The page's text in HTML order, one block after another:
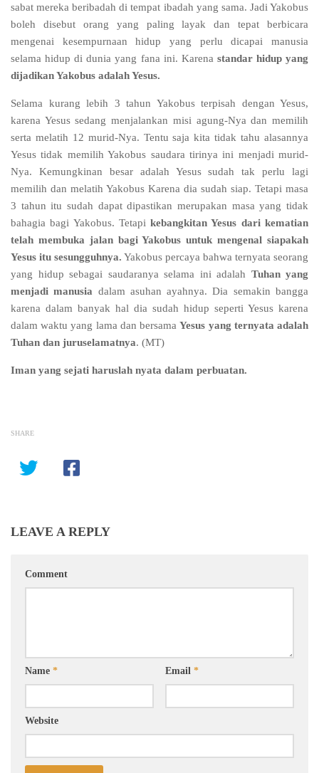
sabat mereka beribadah di tempat ibadah yang sama. Jadi Yakobus
boleh disebut orang yang paling layak dan tepat berbicara
mengenai kesempurnaan hidup yang perlu dicapai manusia
selama hidup di dunia yang fana ini. Karena standar hidup yang
dijadikan Yakobus adalah Yesus.
Selama kurang lebih 3 tahun Yakobus terpisah dengan Yesus,
karena Yesus sedang menjalankan misi agung-Nya dan memilih
serta melatih 12 murid-Nya. Tentu saja kita tidak tahu alasannya
Yesus tidak memilih Yakobus saudara tirinya ini menjadi murid-
Nya. Kemungkinan besar adalah Yesus sudah tak perlu lagi
memilih dan melatih Yakobus Karena dia sudah siap. Tetapi masa
3 tahun itu sudah dapat dipastikan merupakan masa yang tidak
bahagia bagi Yakobus. Tetapikebangkitan Yesus dari kematian
telah membuka jalan bagi Yakobus untuk mengenal siapakah
Yesus itu sesungguhnya. Yakobus percaya bahwa ternyata seorang
yang hidup sebagai saudaranya selama ini adalah Tuhan yang
menjadi manusia dalam asuhan ayahnya. Dia semakin bangga
karena dalam banyak hal dia sudah hidup seperti Yesus karena
dalam waktu yang lama dan bersamaYesus yang ternyata adalah
Tuhan dan juruselamatnya. (MT)
Iman yang sejati haruslah nyata dalam perbuatan.
SHARE
LEAVE A REPLY
Comment
Name * Email *
Website